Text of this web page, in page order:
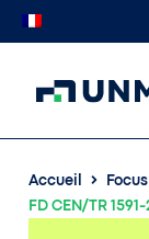
Accueil
FD CEN/TR